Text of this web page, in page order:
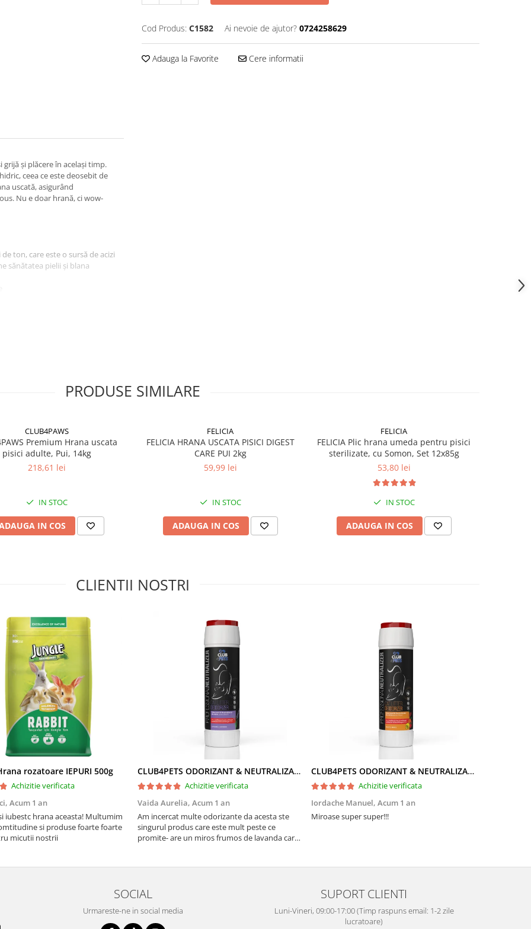
Cod Produs: C1582 Ai nevoie de ajutor? 0724258629
Adauga la Favorite Cere informatii
și plăcere în același timp.
ceea ce este deosebit de
uscată, asigurând
Nu e doar hrană, ci wow-
ton, care este o sursă de acizi
sănătatea pielii și blana
hidric pentru
lotului), data „a se folosi de
PRODUSE SIMILARE
CLUB4PAWS
Premium Hrana uscata
pisici adulte, Pui, 14kg
218,61 lei
IN STOC
IN COS
FELICIA
FELICIA HRANA USCATA PISICI DIGEST
CARE PUI 2kg
59,99 lei
IN STOC
ADAUGA IN COS
FELICIA
FELICIA Plic hrana umeda pentru pisici
sterilizate, cu Somon, Set 12x85g
53,80 lei
IN STOC
ADAUGA IN COS
CLIENTII NOSTRI
rozatoare IEPURI 500g
Achizitie verificata
Acum 1 an
iubestc hrana aceasta! Multumim
si produse foarte foarte
micutii nostrii
CLUB4PETS ODORIZANT & NEUTRALIZATOR DE MIROS PENTRU LITIERĂ, CU AROMĂ DE LAVANDĂ, 500g
Achizitie verificata
Vaida Aurelia, Acum 1 an
Am incercat multe odorizante da acesta ste
singurul produs care este mult peste ce
promite- are un miros frumos de lavanda care
CLUB4PETS ODORIZANT & NEUTRALIZATOR DE MIROS PENTRU LITIERĂ, CU AROMĂ DE FRUCTE, 500g
Achizitie verificata
Iordache Manuel, Acum 1 an
Miroase super super!!!
SOCIAL
Urmareste-ne in social media
SUPORT CLIENTI
Luni-Vineri, 09:00-17:00 (Timp raspuns email: 1-2 zile
lucratoare)